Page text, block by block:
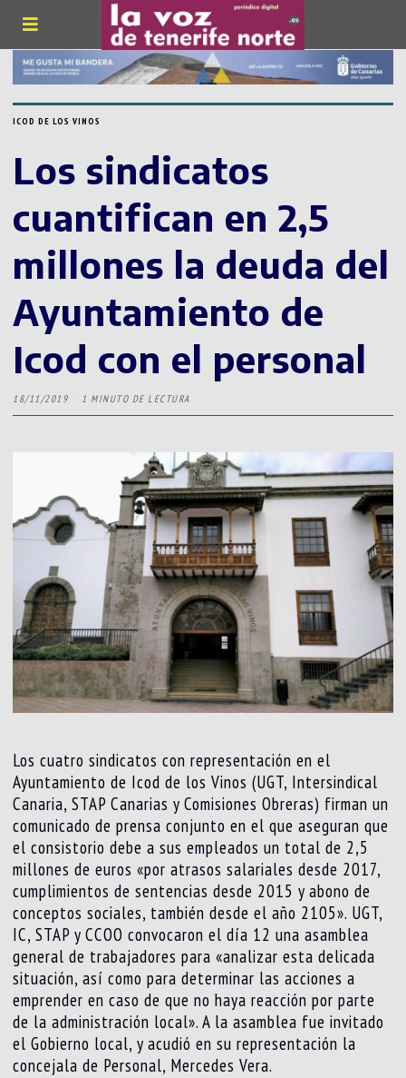
ICOD DE LOS VINOS
Los sindicatos
cuantifican en 2,5
millones la deuda del
Ayuntamiento de
Icod con el personal
18/11/2019 1 MINUTO DE LECTURA
Los cuatro sindicatos con representación en el
Ayuntamiento de Icod de los Vinos (UGT, Intersindical
Canaria, STAP Canarias y Comisiones Obreras) firman un
comunicado de prensa conjunto en el que aseguran que
el consistorio debe a sus empleados un total de 2,5
millones de euros «por atrasos salariales desde 2017,
cumplimientos de sentencias desde 2015 y abono de
conceptos sociales, también desde el año 2105». UGT,
IC, STAP y CCOO convocaron el día 12 una asamblea
general de trabajadores para «analizar esta delicada
situación, así como para determinar las acciones a
emprender en caso de que no haya reacción por parte
de la administración local». A la asamblea fue invitado
el Gobierno local, y acudió en su representación la
concejala de Personal, Mercedes Vera.